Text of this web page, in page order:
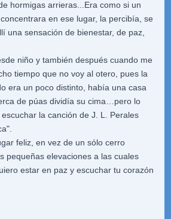
hormigas arrieras...Era como si un
en ese lugar, la percibía, se
una sensación de bienestar, de paz,
niño y también después cuando me
tiempo que no voy al otero, pues la
era un poco distinto, había una casa
de púas dividía su cima…pero lo
la canción de J. L. Perales
feliz, en vez de un sólo cerro
pequeñas elevaciones a las cuales
estar en paz y escuchar tu corazón